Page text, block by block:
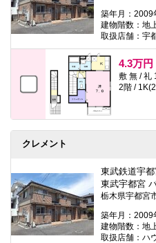
築年月：2009
建物階数：地
取扱店舗：宇
4.3万円
敷 無 / 礼
2階 /
クレメント
東武鉄道宇都
東武宇都宮
栃木県宇都宮
築年月：2009
建物階数：地
取扱店舗：ハ